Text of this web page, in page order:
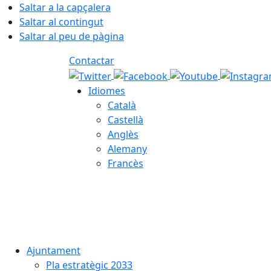
Saltar a la capçalera
Saltar al contingut
Saltar al peu de pàgina
Contactar
Idiomes
Català
Castellà
Anglès
Alemany
Francès
Ajuntament
Pla estratègic 2033